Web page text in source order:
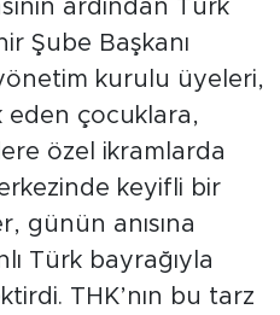
ardından Türk
Şube Başkanı
kurulu üyeleri,
eden çocuklara,
özel ikramlarda
keyifli bir
günün anısına
Türk bayrağıyla
THK’nın bu tarz